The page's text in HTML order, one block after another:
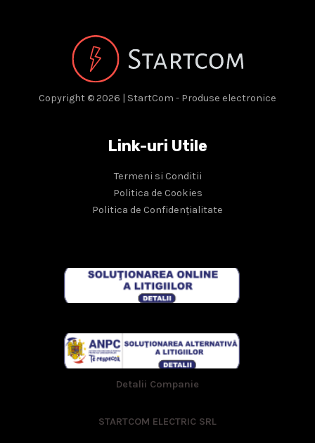
Copyright © 2026 | StartCom - Produse electronice
Link-uri Utile
Termeni si Conditii
Politica de Cookies
Politica de Confidențialitate
Detalii Companie
STARTCOM ELECTRIC SRL